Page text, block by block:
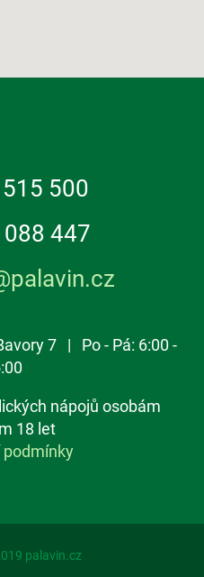
500
447
7 | Po - Pá: 6:00 -
nápojů osobám
18 let
podmínky
palavin.cz